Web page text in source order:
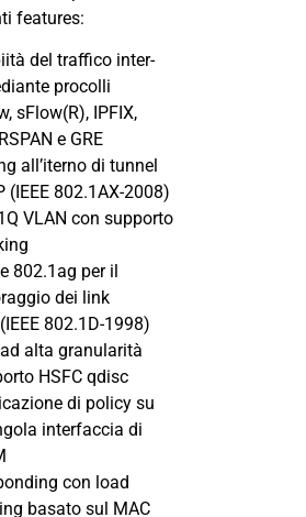
features:
del traffico inter-
procolli
sFlow(R), IPFIX,
e GRE
all’iterno di tunnel
(IEEE 802.1AX-2008)
VLAN con supporto
802.1ag per il
dei link
802.1D-1998)
alta granularità
HSFC qdisc
di policy su
interfaccia di
con load
basato sul MAC